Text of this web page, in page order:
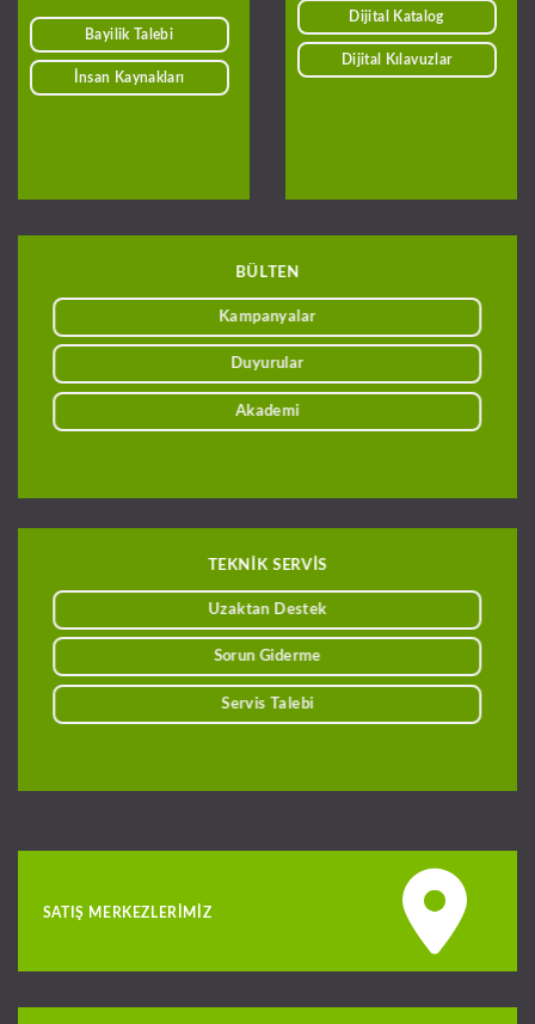
Bayilik Talebi
İnsan Kaynakları
Dijital Katalog
Dijital Kılavuzlar
BÜLTEN
Kampanyalar
Duyurular
Akademi
TEKNİK SERVİS
Uzaktan Destek
Sorun Giderme
Servis Talebi
SATIŞ MERKEZLERIMIZ